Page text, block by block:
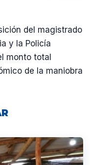
del magistrado
y la Policía
monto total
de la maniobra